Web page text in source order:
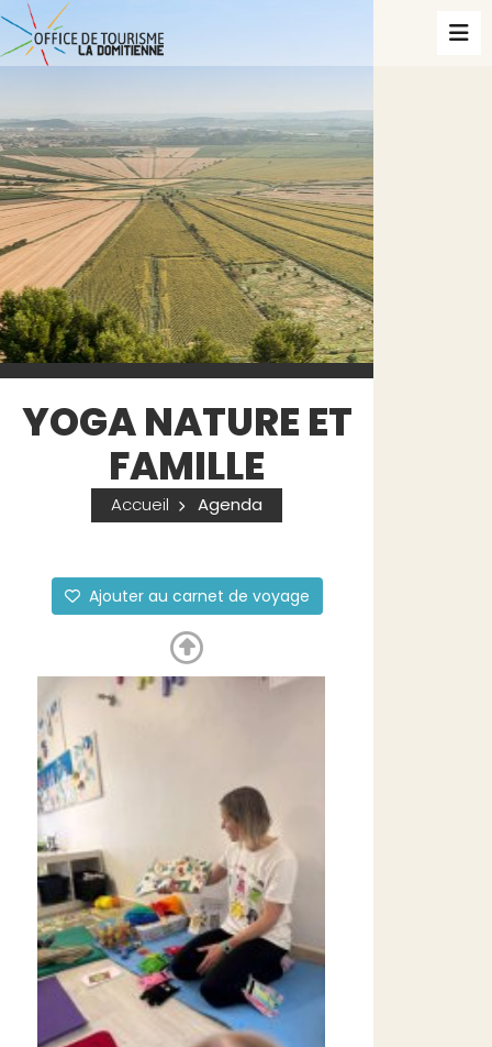
YOGA NATURE ET
FAMILLE
Accueil Agenda
Ajouter au carnet de voyage